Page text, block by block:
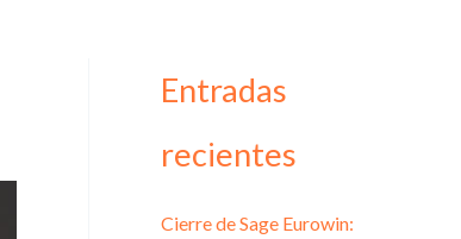
Entradas
recientes
Cierre de Sage Eurowin: